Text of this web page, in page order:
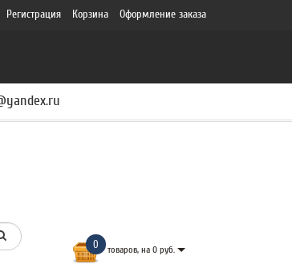
Регистрация Корзина Оформление заказа
0 товаров, на 0 руб.